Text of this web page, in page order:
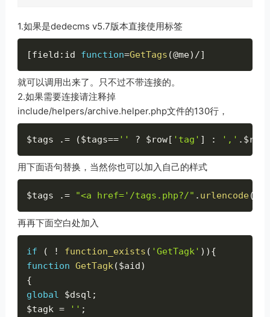
1.如果是dedecms v5.7版本直接使用标签
[field : id function=GetTags (@me) /]
就可以调用出来了。只不过不带连接的。
2.如果需要连接请注释掉
include/helpers/archive.helper.php文件的130行，
$tags .= ($tags=='' ? $row[ 'tag' ] : ',' . $row
用下面语句替换，当然你也可以加入自己的样式
$tags .= "<a href='/tags.php?/" . urlencode(
再再下面空白处加入
if ( ! function_exists ( 'GetTagk' ) ) {
function GetTagk ($aid)
{
global
$dsql ;
$tagk = '' ;